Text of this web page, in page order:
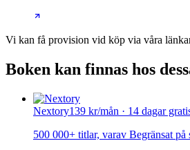
Vi kan få provision vid köp via våra
Boken kan finnas hos
Nextory139 kr/mån · 14 dagar
500 000+ titlar, varav Begränsat på